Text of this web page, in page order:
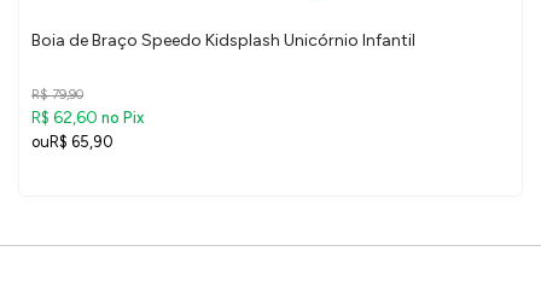
Boia de Braço Speedo Kidsplash Unicórnio Infantil
R$ 79,90
R$ 62,60 no Pix
R$ 65,90